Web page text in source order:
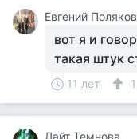
Евгений Поляков
вот я и
такая штук
11 лет 1
Лайт Темнова